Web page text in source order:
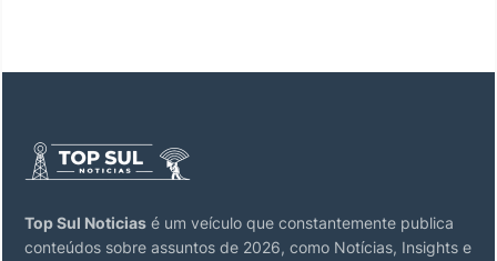
Top Sul Noticias é um veículo que constantemente publica
conteúdos sobre assuntos de 2026, como Notícias, Insights e